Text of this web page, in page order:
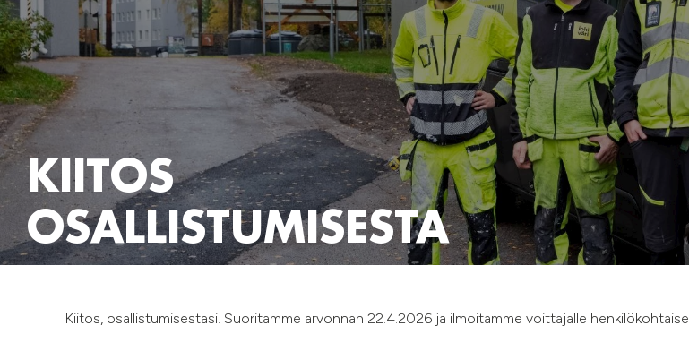
KIITOS
OSALLISTUMISESTA
Kiitos, osallistumisestasi. Suoritamme arvonnan 22.4.2026 ja ilmoitamme voittajalle